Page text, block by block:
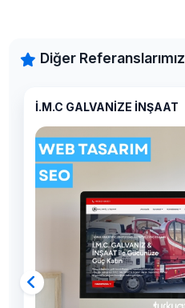
Diğer Referanslarımız
AKTERA MİMARLIK